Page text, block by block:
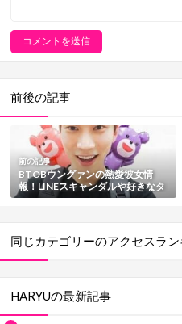
前後の記事
前の記事
BTOBウングァンの熱愛彼女情
報！LINEスキャンダルや好きなタ
イプなど総まとめ
同じカテゴリーのアクセスラ
HARYUの最新記事